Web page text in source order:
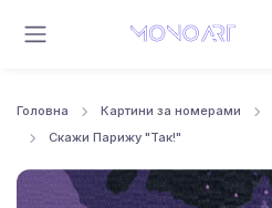
Головна Картини за номерами
Скажи Парижу "Так!"